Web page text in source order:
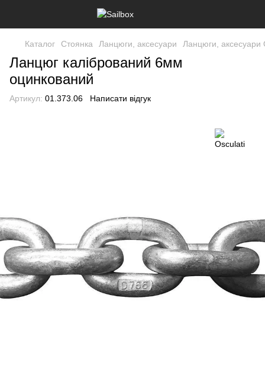
Каталог Стоянка Ланцюги, аксесуари Ланцюги, аксесуари
Ланцюг калібрований 6мм
оцинкований
Артикул: 01.373.06 Написати відгук